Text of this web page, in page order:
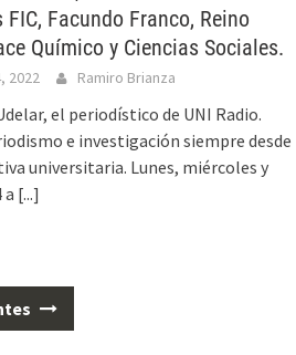
FIC, Facundo Franco, Reino
Químico y Ciencias Sociales.
2022 Ramiro Brianza
el periodístico de UNI Radio.
e investigación siempre desde
universitaria. Lunes, miércoles y
a [...]